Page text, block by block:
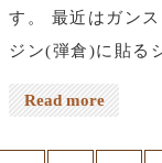
す。 最近はガン
ジン(弾倉)に貼る
す。 これだけで
す。お金をかけず
お金をかけて楽し
Read more